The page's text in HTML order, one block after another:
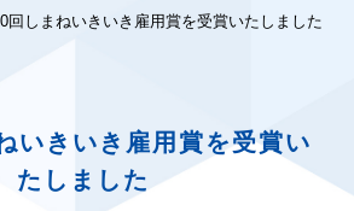
回しまねいきいき雇用賞を受賞いたしました
いきいき雇用賞を受賞い
たしました